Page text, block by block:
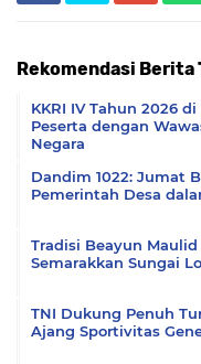
Rekomendasi Berita
KKRI IV Tahun 2026
Peserta dengan
Negara
Dandim 1022: Jumat
Pemerintah Desa
Tradisi Beayun
Semarakkan Sungai
TNI Dukung Penuh
Ajang Sportivitas